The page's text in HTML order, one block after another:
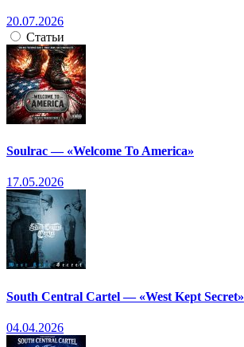
20.07.2026
Статьи
Soulrac — «Welcome To America»
17.05.2026
South Central Cartel — «West Kept Secret»
04.04.2026